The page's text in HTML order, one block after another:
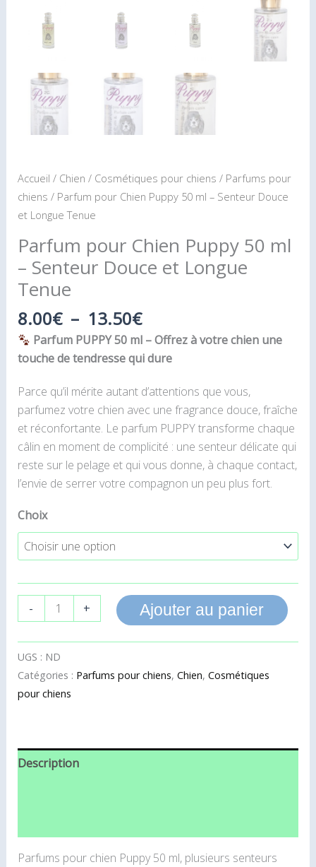
Accueil / Chien / Cosmétiques pour chiens / Parfums pour
chiens / Parfum pour Chien Puppy 50 ml – Senteur Douce
et Longue Tenue
Parfum pour Chien Puppy 50 ml
– Senteur Douce et Longue
Tenue
8.00€ – 13.50€
Parfum PUPPY 50 ml – Offrez à votre chien une
touche de tendresse qui dure
Parce qu’il mérite autant d’attentions que vous,
parfumez votre chien avec une fragrance douce, fraîche
et réconfortante. Le parfum PUPPY transforme chaque
câlin en moment de complicité : une senteur délicate qui
reste sur le pelage et qui vous donne, à chaque contact,
l’envie de serrer votre compagnon un peu plus fort.
Choix
- + Ajouter au panier
UGS : ND
Catégories : Parfums pour chiens, Chien, Cosmétiques
pour chiens
Description
Parfums pour chien Puppy 50 ml, plusieurs senteurs